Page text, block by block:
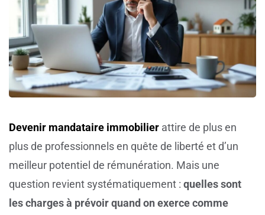
Devenir mandataire immobilier attire de plus en
plus de professionnels en quête de liberté et d’un
meilleur potentiel de rémunération. Mais une
question revient systématiquement : quelles sont
les charges à prévoir quand on exerce comme